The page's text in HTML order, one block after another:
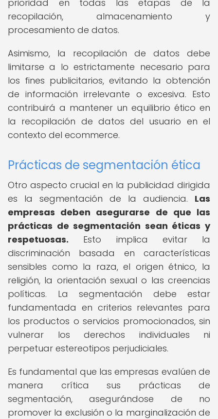
prioridad en todas las etapas de la
recopilación, almacenamiento y
procesamiento de datos.
Asimismo, la recopilación de datos debe
limitarse a lo estrictamente necesario para
los fines publicitarios, evitando la obtención
de información irrelevante o excesiva. Esto
contribuirá a mantener un equilibrio ético en
la recopilación de datos del usuario en el
contexto del ecommerce.
Prácticas de segmentación ética
Otro aspecto crucial en la publicidad dirigida
es la segmentación de la audiencia. Las
empresas deben asegurarse de que las
prácticas de segmentación sean éticas y
respetuosas. Esto implica evitar la
discriminación basada en características
sensibles como la raza, el origen étnico, la
religión, la orientación sexual o las creencias
políticas. La segmentación debe estar
fundamentada en criterios relevantes para
los productos o servicios promocionados, sin
vulnerar los derechos individuales ni
perpetuar estereotipos perjudiciales.
Es fundamental que las empresas evalúen de
manera crítica sus prácticas de
segmentación, asegurándose de no
promover la exclusión o la marginalización de